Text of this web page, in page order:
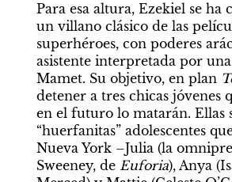
Para esa altura, Ezekiel se ha
un villano clásico de las
superhéroes, con poderes
asistente interpretada por
Mamet. Su objetivo, en plan
detener a tres chicas jóvenes
en el futuro lo matarán. Ellas
“huerfanitas” adolescentes
Nueva York –Julia (la
Sweeney, de Euforia), Anya